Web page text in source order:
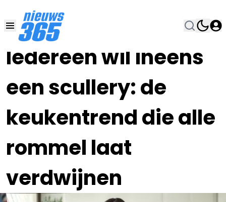
Iedereen wil ineens
een scullery: de
keukentrend die alle
rommel laat
verdwijnen
03 JUL , 14:00•